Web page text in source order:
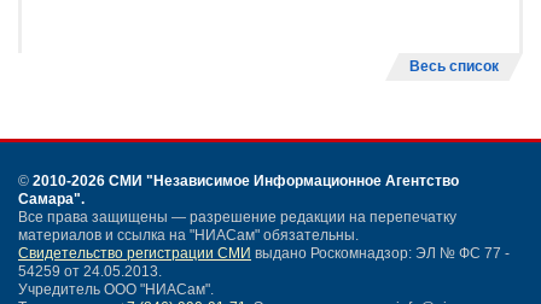
Весь список
© 2010-2026 СМИ "Независимое Информационное Агентство
Самара".
Все права защищены — разрешение редакции на перепечатку
материалов и ссылка на "НИАСам" обязательны.
Свидетельство регистрации СМИ выдано Роскомнадзор: ЭЛ № ФС 77 -
54259 от 24.05.2013.
Учредитель ООО "НИАСам".